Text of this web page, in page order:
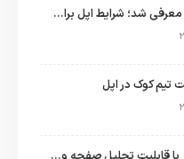
برنامه Apple Upgrade معرفی شد؛ شرایط اپل برای اجاره آیفون، آیپد، مک و اپل واچ